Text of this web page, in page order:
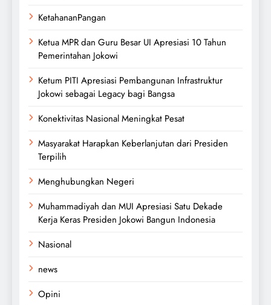
KetahananPangan
Ketua MPR dan Guru Besar UI Apresiasi 10 Tahun
Pemerintahan Jokowi
Ketum PITI Apresiasi Pembangunan Infrastruktur
Jokowi sebagai Legacy bagi Bangsa
Konektivitas Nasional Meningkat Pesat
Masyarakat Harapkan Keberlanjutan dari Presiden
Terpilih
Menghubungkan Negeri
Muhammadiyah dan MUI Apresiasi Satu Dekade
Kerja Keras Presiden Jokowi Bangun Indonesia
Nasional
news
Opini